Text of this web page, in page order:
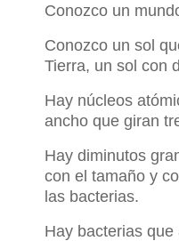
Conozco un
Conozco un sol
Tierra, un sol con
Hay núcleos
ancho que giran
Hay diminutos
con el tamaño y
las bacterias.
Hay bacterias